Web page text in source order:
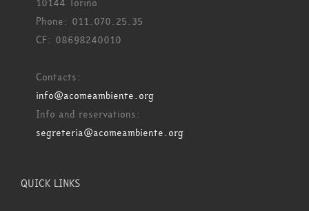
Phone: 011.070.25.35
CF: 08698240010
Contacts:
info@acomeambiente.org
Info and reservations:
segreteria@acomeambiente.org
QUICK LINKS